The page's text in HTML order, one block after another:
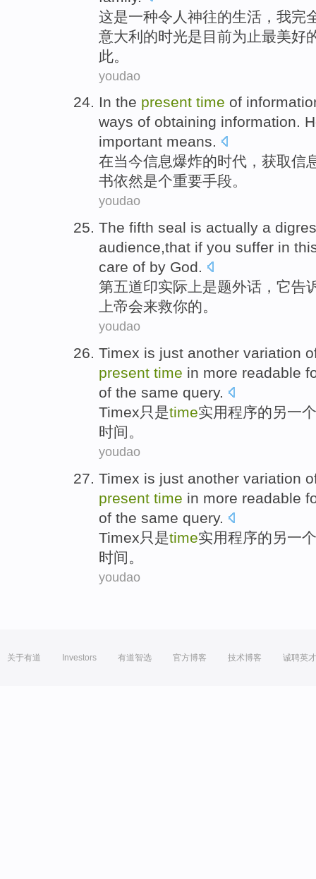
这是一种令人神往的生活 ， 我完
意大利的时光是目前为止最美好
此。
youdao
In the present time of
ways of obtaining information.
important means.
在当今信息爆炸的时代 ， 获取信
书依然是个重要手段。
youdao
The fifth seal is actually a
audience,that if you suffer in
care of by God.
第五道印实际上是题外话， 它告
上帝会来救你的。
youdao
Timex is just another variation
present time in more readable
of the same query.
Timex只是time实用程序的另一个
时间。
youdao
Timex is just another variation
present time in more readable
of the same query.
Timex只是time实用程序的另一个
时间。
youdao
关于有道 Investors 有道智选 官方博客 技术博客 诚聘英才